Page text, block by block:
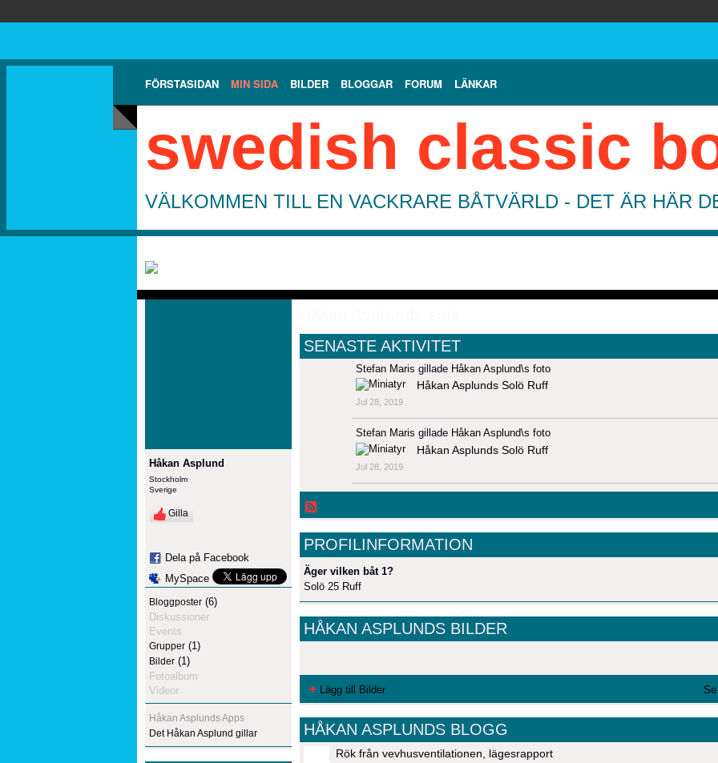
FÖRSTASIDAN MIN SIDA BILDER BLOGGAR FORUM LÄNKAR
swedish classic
VÄLKOMMEN TILL EN VACKRARE BÅTVÄRLD - DET ÄR HÄR
Håkan Asplund
Stockholm
Sverige
Gilla
Dela på Facebook
MySpace
Bloggposter (6)
Diskussioner
Events
Grupper (1)
Bilder (1)
Fotoalbum
Videor
Håkan Asplunds Apps
Det Håkan Asplund gillar
SENASTE AKTIVITET
Stefan Maris gillade Håkan Asplund\s foto
Håkan Asplunds Solö Ruff
Jul 28, 2019
Stefan Maris gillade Håkan Asplund\s foto
Håkan Asplunds Solö Ruff
Jul 28, 2019
PROFILINFORMATION
Äger vilken båt 1?
Solö 25 Ruff
HÅKAN ASPLUNDS BILDER
Lägg till Bilder
HÅKAN ASPLUNDS BLOGG
Rök från vevhusventilationen, lägesrapport